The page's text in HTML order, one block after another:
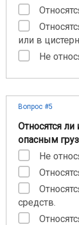
или в
Не
Вопрос #5
Относятся
опасным
Не
средств.